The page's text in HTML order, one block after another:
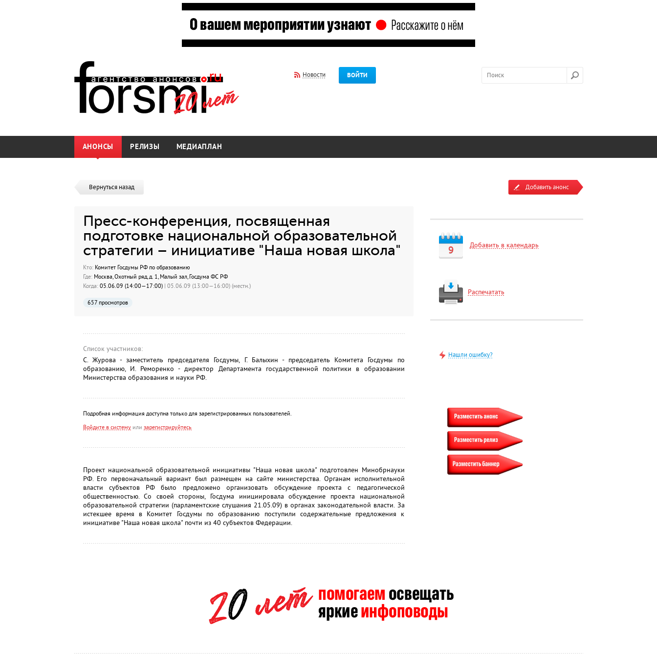
Новости ВОЙТИ
АНОНСЫ РЕЛИЗЫ МЕДИАПЛАН
Вернуться назад
Пресс-конференция, посвященная
подготовке национальной образовательной
стратегии – инициативе "Наша новая школа"
Кто:Комитет Госдумы РФ по образованию
Где:Москва, Охотный ряд, д. 1, Малый зал, Госдума ФС РФ
Когда:05.06.09 (14:00—17:00) | 05.06.09 (13:00—16:00) (местн.)
657 просмотров
Список участников:
С. Журова - заместитель председателя Госдумы, Г. Балыхин - председатель Комитета Госдумы по
образованию, И. Реморенко - директор Департамента государственной политики в образовании
Министерства образования и науки РФ.
Подробная информация доступна только для зарегистрированных пользователей.
Войдите в системуили зарегистрируйтесь
Проект национальной образовательной инициативы "Наша новая школа" подготовлен Минобрнауки
РФ. Его первоначальный вариант был размещен на сайте министерства. Органам исполнительной
власти субъектов РФ было предложено организовать обсуждение проекта с педагогической
общественностью. Со своей стороны, Госдума инициировала обсуждение проекта национальной
образовательной стратегии (парламентские слушания 21.05.09) в органах законодательной власти. За
истекшее время в Комитет Госдумы по образованию поступили содержательные предложения к
инициативе "Наша новая школа" почти из 40 субъектов Федерации.
Добавить анонс
9 Добавить в календарь
Распечатать
Нашли ошибку?